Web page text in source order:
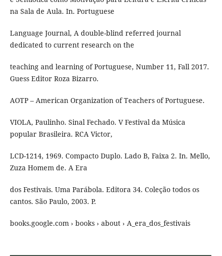
na Sala de Aula. In. Portuguese
Language Journal, A double-blind referred journal
dedicated to current research on the
teaching and learning of Portuguese, Number 11, Fall 2017.
Guess Editor Roza Bizarro.
AOTP – American Organization of Teachers of Portuguese.
VIOLA, Paulinho. Sinal Fechado. V Festival da Música
popular Brasileira. RCA Victor,
LCD-1214, 1969. Compacto Duplo. Lado B, Faixa 2. In. Mello,
Zuza Homem de. A Era
dos Festivais. Uma Parábola. Editora 34. Coleção todos os
cantos. São Paulo, 2003. P.
books.google.com › books › about › A_era_dos_festivais